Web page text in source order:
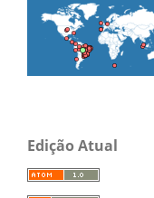
Edição Atual